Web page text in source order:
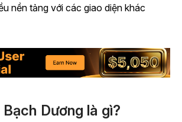
nền tảng với các giao diện khác
Dương là gì?